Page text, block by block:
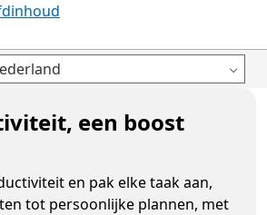
een boost
en pak elke taak aan,
tot persoonlijke plannen, met